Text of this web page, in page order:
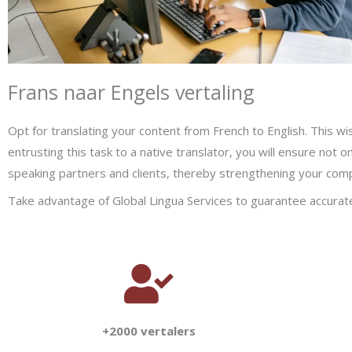
Frans naar Engels vertaling
Opt for translating your content from French to English. This
entrusting this task to a native translator, you will ensure not
speaking partners and clients, thereby strengthening your
Take advantage of Global Lingua Services to guarantee
+2000 vertalers